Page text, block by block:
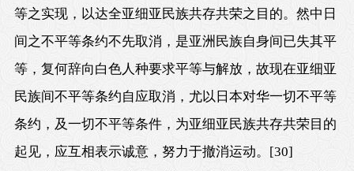
等之实现，以达全亚细亚民族共存共荣之目的。然中日
间之不平等条约不先取消，是亚洲民族自身间已失其平
等，复何辞向白色人种要求平等与解放，故现在亚细亚
民族间不平等条约自应取消，尤以日本对华一切不平等
条约，及一切不平等条件，为亚细亚民族共存共荣目的
起见，应互相表示诚意，努力于撤消运动。
[30]